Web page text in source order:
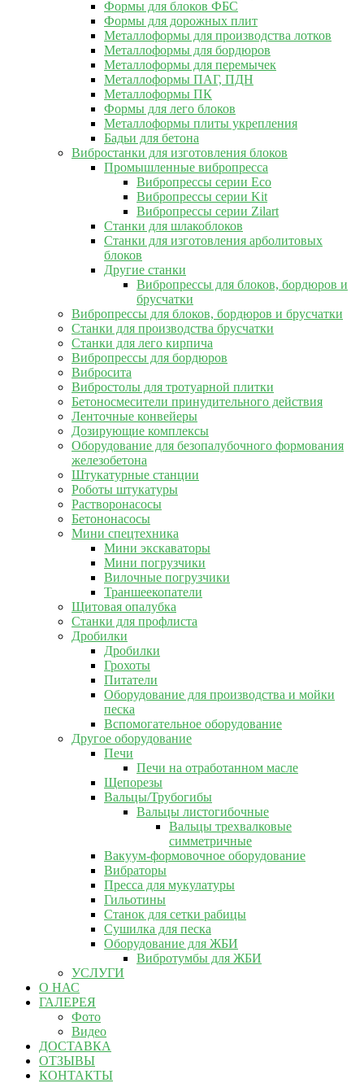
Формы для блоков ФБС
Формы для дорожных плит
Металлоформы для производства лотков
Металлоформы для бордюров
Металлоформы для перемычек
Металлоформы ПАГ, ПДН
Металлоформы ПК
Формы для лего блоков
Металлоформы плиты укрепления
Бадьи для бетона
Вибростанки для изготовления блоков
Промышленные вибропресса
Вибропрессы серии Eco
Вибропрессы серии Kit
Вибропрессы серии Zilart
Станки для шлакоблоков
Станки для изготовления арболитовых
блоков
Другие станки
Вибропрессы для блоков, бордюров и
брусчатки
Вибропрессы для блоков, бордюров и брусчатки
Станки для производства брусчатки
Станки для лего кирпича
Вибропрессы для бордюров
Вибросита
Вибростолы для тротуарной плитки
Бетоносмесители принудительного действия
Ленточные конвейеры
Дозирующие комплексы
Оборудование для безопалубочного формования
железобетона
Штукатурные станции
Роботы штукатуры
Растворонасосы
Бетононасосы
Мини спецтехника
Мини экскаваторы
Мини погрузчики
Вилочные погрузчики
Траншеекопатели
Щитовая опалубка
Станки для профлиста
Дробилки
Дробилки
Грохоты
Питатели
Оборудование для производства и мойки
песка
Вспомогательное оборудование
Другое оборудование
Печи
Печи на отработанном масле
Щепорезы
Вальцы/Трубогибы
Вальцы листогибочные
Вальцы трехвалковые
симметричные
Вакуум-формовочное оборудование
Вибраторы
Пресса для мукулатуры
Гильотины
Станок для сетки рабицы
Сушилка для песка
Оборудование для ЖБИ
Вибротумбы для ЖБИ
УСЛУГИ
О НАС
ГАЛЕРЕЯ
Фото
Видео
ДОСТАВКА
ОТЗЫВЫ
КОНТАКТЫ